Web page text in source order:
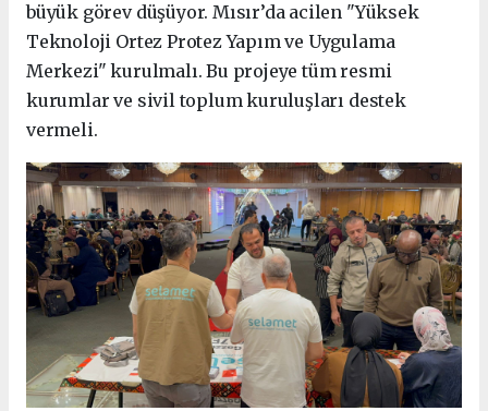
büyük görev düşüyor. Mısır’da acilen "Yüksek
Teknoloji Ortez Protez Yapım ve Uygulama
Merkezi" kurulmalı. Bu projeye tüm resmi
kurumlar ve sivil toplum kuruluşları destek
vermeli.